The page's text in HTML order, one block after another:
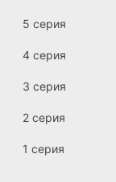
5 серия
4 серия
3 серия
2 серия
1 серия